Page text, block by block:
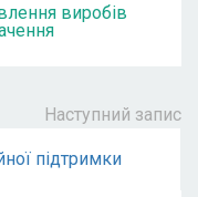
виробів
Наступний запис
підтримки